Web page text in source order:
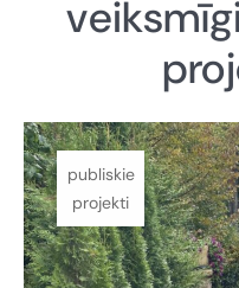
publiskie
projekti